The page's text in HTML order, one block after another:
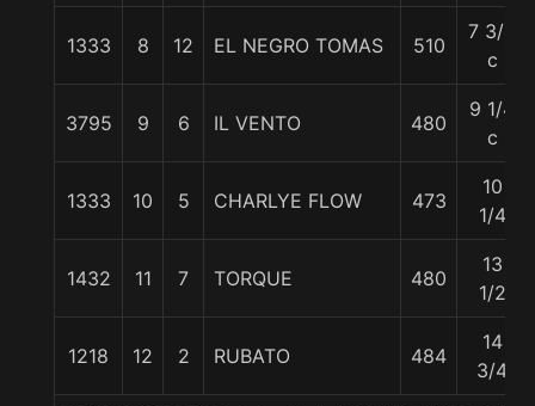
1333 8 12 EL NEGRO TOMAS 510
7 3/4
c
3795 9 6 IL VENTO 480
9 1/4
c
1333 10 5 CHARLYE FLOW 473
10
1/4
1432 11 7 TORQUE 480
13
1/2
1218 12 2 RUBATO 484
14
3/4